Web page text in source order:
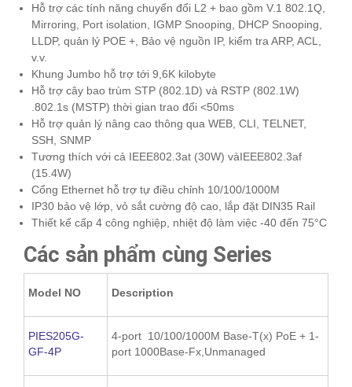
Hỗ trợ các tính năng chuyển đổi L2 + bao gồm V.1 802.1Q,
Mirroring, Port isolation, IGMP Snooping, DHCP Snooping,
LLDP, quản lý POE +, Bảo vệ nguồn IP, kiểm tra ARP, ACL,
v.v.
Khung Jumbo hỗ trợ tới 9,6K kilobyte
Hỗ trợ cây bao trùm STP (802.1D) và RSTP (802.1W)
.802.1s (MSTP) thời gian trao đổi <50ms
Hỗ trợ quản lý nâng cao thông qua WEB, CLI, TELNET,
SSH, SNMP
Tương thích với cả IEEE802.3at (30W) vàIEEE802.3af
(15.4W)
Cổng Ethernet hỗ trợ tự điều chỉnh 10/100/1000M
IP30 bảo vệ lớp, vỏ sắt cường độ cao, lắp đặt DIN35 Rail
Thiết kế cấp 4 công nghiệp, nhiệt độ làm việc -40 đến 75°C
Các sản phẩm cùng Series
Model NO Description
PIES205G-
GF-4P
4-port 10/100/1000M Base-T(x) PoE + 1-
port 1000Base-Fx,Unmanaged